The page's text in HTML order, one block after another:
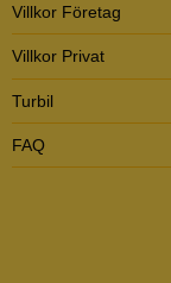
Villkor Företag
Villkor Privat
Turbil
FAQ